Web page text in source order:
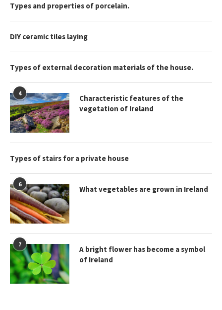
Types and properties of porcelain.
DIY ceramic tiles laying
Types of external decoration materials of the house.
4
Characteristic features of the
vegetation of Ireland
Types of stairs for a private house
6
What vegetables are grown in Ireland
7
A bright flower has become a symbol
of Ireland